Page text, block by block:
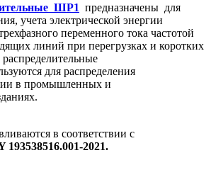
ШР1 предназначены для
учета электрической энергии
переменного тока частотой
линий при перегрузках и коротких
для распределения
в промышленных и
в соответствии с
193538516.001-2021.